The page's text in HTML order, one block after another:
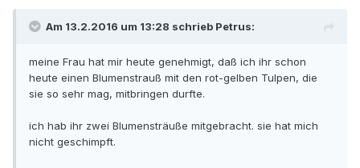
Am 13.2.2016 um 13:28 schrieb Petrus:
meine Frau hat mir heute genehmigt, daß ich ihr schon
heute einen Blumenstrauß mit den rot-gelben Tulpen, die
sie so sehr mag, mitbringen durfte.
ich hab ihr zwei Blumensträuße mitgebracht. sie hat mich
nicht geschimpft.